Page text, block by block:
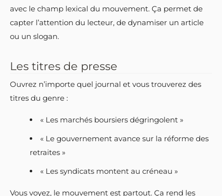
avec le champ lexical du mouvement. Ça permet de
capter l’attention du lecteur, de dynamiser un article
ou un slogan.
Les titres de presse
Ouvrez n’importe quel journal et vous trouverez des
titres du genre :
« Les marchés boursiers dégringolent »
« Le gouvernement avance sur la réforme des
retraites »
« Les syndicats montent au créneau »
Vous voyez, le mouvement est partout. Ça rend les